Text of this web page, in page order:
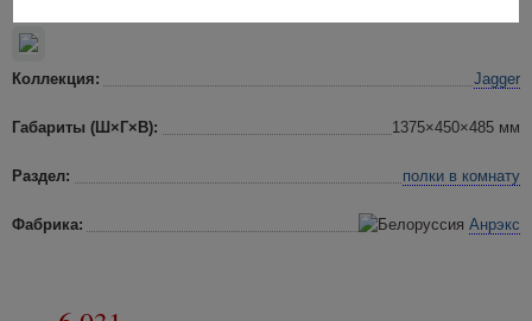
Коллекция: Jagger
Габариты (Ш×Г×В): 1375×450×485 мм
Раздел: полки в комнату
Фабрика: Анрэкс